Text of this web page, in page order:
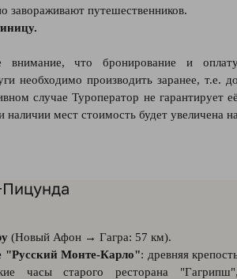
завораживают путешественников.
что бронирование и
необходимо производить заранее, т.е.
случае Туроператор не гарантирует
наличии мест стоимость будет увеличена
(Новый Афон → Гагра: 57 км).
"Русский Монте-Карло": древняя
часы старого ресторана